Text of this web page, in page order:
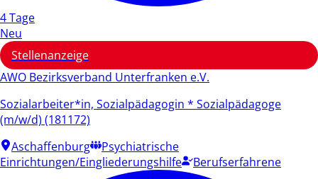
4 Tage
Neu
Stellenanzeige
AWO Bezirksverband Unterfranken e.V.
Sozialarbeiter*in, Sozialpädagogin * Sozialpädagoge
(m/w/d) (181172)
Aschaffenburg
Psychiatrische
Einrichtungen/Eingliederungshilfe
Berufserfahrene